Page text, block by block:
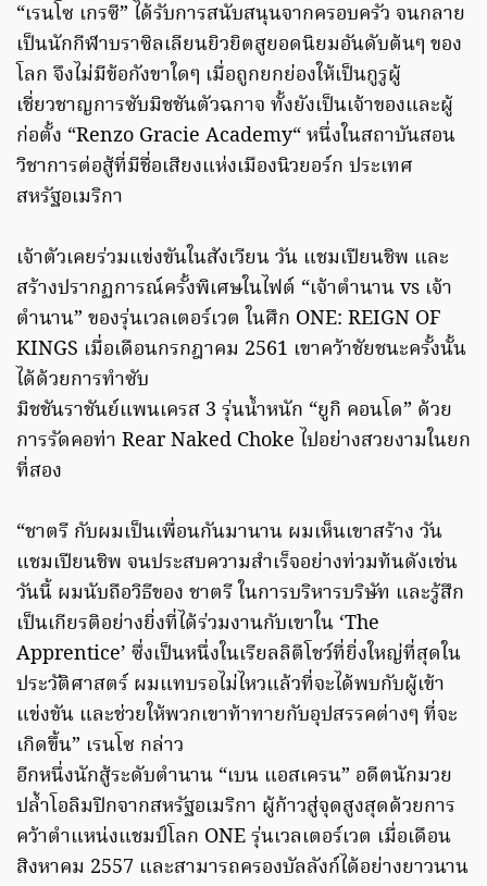
“เรนโซ เกรซี” ได้รับการสนับสนุนจากครอบครัว จนกลาย
เป็นนักกีฬาบราซิลเลียนยิวยิตสูยอดนิยมอันดับต้นๆ ของ
โลก จึงไม่มีข้อกังขาใดๆ เมื่อถูกยกย่องให้เป็นกูรูผู้
เชี่ยวชาญการซับมิชชันตัวฉกาจ ทั้งยังเป็นเจ้าของและผู้
ก่อตั้ง “Renzo Gracie Academy“ หนึ่งในสถาบันสอน
วิชาการต่อสู้ที่มีชื่อเสียงแห่งเมืองนิวยอร์ก ประเทศ
สหรัฐอเมริกา
เจ้าตัวเคยร่วมแข่งขันในสังเวียน วัน แชมเปียนชิพ และ
สร้างปรากฏการณ์ครั้งพิเศษในไฟต์ “เจ้าตำนาน vs เจ้า
ตำนาน” ของรุ่นเวลเตอร์เวต ในศึก ONE: REIGN OF
KINGS เมื่อเดือนกรกฎาคม 2561 เขาคว้าชัยชนะครั้งนั้น
ได้ด้วยการทำซับ
มิชชันราชันย์แพนเครส 3 รุ่นน้ำหนัก “ยูกิ คอนโด” ด้วย
การรัดคอท่า Rear Naked Choke ไปอย่างสวยงามในยก
ที่สอง
“ชาตรี กับผมเป็นเพื่อนกันมานาน ผมเห็นเขาสร้าง วัน
แชมเปียนชิพ จนประสบความสำเร็จอย่างท่วมท้นดังเช่น
วันนี้ ผมนับถือวิธีของ ชาตรี ในการบริหารบริษัท และรู้สึก
เป็นเกียรติอย่างยิ่งที่ได้ร่วมงานกับเขาใน ‘The
Apprentice’ ซึ่งเป็นหนึ่งในเรียลลิตีโชว์ที่ยิ่งใหญ่ที่สุดใน
ประวัติศาสตร์ ผมแทบรอไม่ไหวแล้วที่จะได้พบกับผู้เข้า
แข่งขัน และช่วยให้พวกเขาท้าทายกับอุปสรรคต่างๆ ที่จะ
เกิดขึ้น” เรนโซ กล่าว
อีกหนึ่งนักสู้ระดับตำนาน “เบน แอสเครน” อดีตนักมวย
ปล้ำโอลิมปิกจากสหรัฐอเมริกา ผู้ก้าวสู่จุดสูงสุดด้วยการ
คว้าตำแหน่งแชมป์โลก ONE รุ่นเวลเตอร์เวต เมื่อเดือน
สิงหาคม 2557 และสามารถครองบัลลังก์ได้อย่างยาวนาน